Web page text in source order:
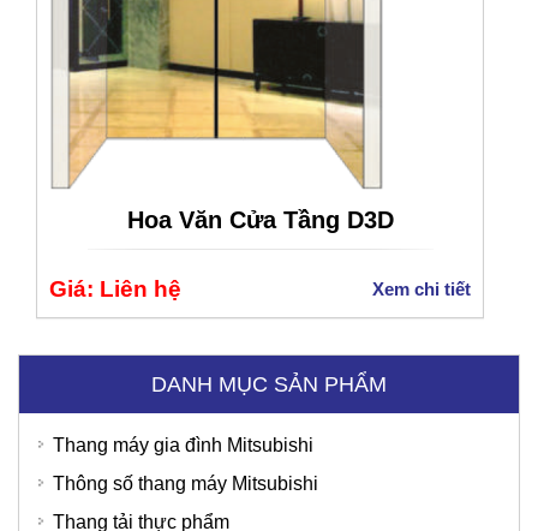
Hoa Văn Cửa Tầng D3D
Giá: Liên hệ Xem chi tiết
DANH MỤC SẢN PHẨM
Thang máy gia đình Mitsubishi
Thông số thang máy Mitsubishi
Thang tải thực phẩm